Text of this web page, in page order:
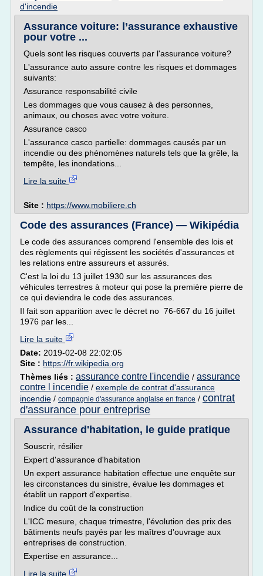
d'incendie
Assurance voiture: l’assurance exhaustive
pour votre ...
Quels sont les risques couverts par l'assurance voiture?
L'assurance auto assure contre les risques et dommages
suivants:
Assurance responsabilité civile
Les dommages que vous causez à des personnes,
animaux, ou choses avec votre voiture.
Assurance casco
L'assurance casco partielle: dommages causés par un
incendie ou des phénomènes naturels tels que la grêle, la
tempête, les inondations...
Lire la suite
Site : https://www.mobiliere.ch
Code des assurances (France) — Wikipédia
Le code des assurances comprend l'ensemble des lois et
des règlements qui régissent les sociétés d'assurances et
les relations entre assureurs et assurés.
C'est la loi du 13 juillet 1930 sur les assurances des
véhicules terrestres à moteur qui pose la première pierre de
ce qui deviendra le code des assurances.
Il fait son apparition avec le décret no 76-667 du 16 juillet
1976 par les...
Lire la suite
Date: 2019-02-08 22:02:05
Site : https://fr.wikipedia.org
Thèmes liés : assurance contre l'incendie / assurance
contre l incendie / exemple de contrat d'assurance
incendie / compagnie d'assurance anglaise en france / contrat
d'assurance pour entreprise
Assurance d'habitation, le guide pratique
Souscrir, résilier
Expert d'assurance d'habitation
Un expert assurance habitation effectue une enquête sur
les circonstances du sinistre, évalue les dommages et
établit un rapport d'expertise.
Indice du coût de la construction
L'ICC mesure, chaque trimestre, l'évolution des prix des
bâtiments neufs payés par les maîtres d'ouvrage aux
entreprises de construction.
Expertise en assurance...
Lire la suite